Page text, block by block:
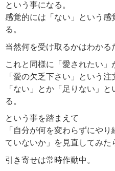
という事になる。
感覚的には「ない」という
る。
当然何を受け取るかはわかる
これと同様に「愛されたい
「愛の欠乏下さい」という注
「ない」とか「足りない」
る。
という事を踏まえて
「自分が何を変わらずにや
ていないか」を見直してみた
引き寄せは常時作動中。